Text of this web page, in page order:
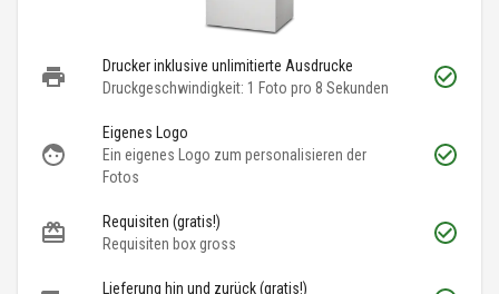
Drucker inklusive unlimitierte Ausdrucke
Druckgeschwindigkeit: 1 Foto pro 8 Sekunden
Eigenes Logo
Ein eigenes Logo zum personalisieren der
Fotos
Requisiten (gratis!)
Requisiten box gross
Lieferung hin und zurück (gratis!)